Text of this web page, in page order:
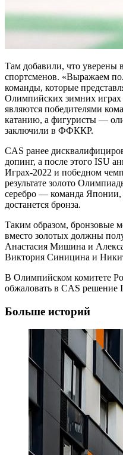
Там добавили, что уверены
спортсменов. «Выражаем
команды, которые
Олимпийских зимних играх
являются победителями
катанию, а фигуристы —
заключили в ФФККР.
CAS ранее
допинг, а после этого ISU
Играх-2022 и победном
результате золото
серебро — команда
достанется бронза.
Таким образом, бронзовые
вместо золотых должны
Анастасия Мишина и
Виктория Синицина и
В Олимпийском комитете
обжаловать в CAS решение
Больше историй